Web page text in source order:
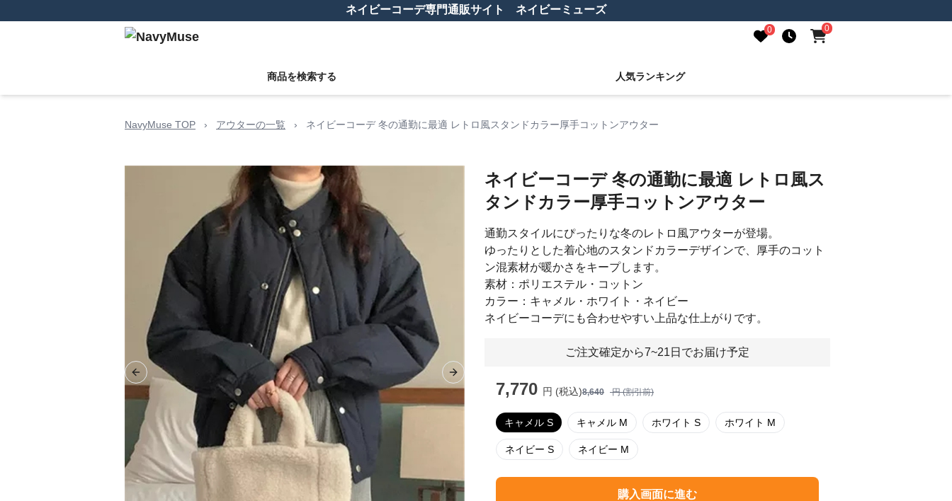
ネイビーコーデ専門通販サイト ネイビーミューズ
0 0
商品を検索する 人気ランキング
NavyMuse TOP › アウターの一覧 › ネイビーコーデ 冬の通勤に最適 レトロ風スタンドカラー厚手コットンアウター
Previous slide Next slide
ネイビーコーデ 冬の通勤に最適 レトロ風ス
タンドカラー厚手コットンアウター
通勤スタイルにぴったりな冬のレトロ風アウターが登場。
ゆったりとした着心地のスタンドカラーデザインで、厚手のコット
ン混素材が暖かさをキープします。
素材：ポリエステル・コットン
カラー：キャメル・ホワイト・ネイビー
ネイビーコーデにも合わせやすい上品な仕上がりです。
ご注文確定から7~21日でお届け予定
7,770 円 (税込)8,640 円 (割引前)
キャメル S キャメル M ホワイト S ホワイト M
ネイビー S ネイビー M
購入画面に進む